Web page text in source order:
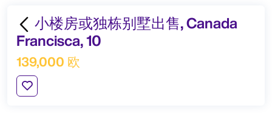
小楼房或独栋别墅出售, Canada
Francisca, 10
139,000 欧